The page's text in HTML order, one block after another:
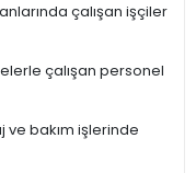
çalışan işçiler
çalışan personel
ve bakım işlerinde